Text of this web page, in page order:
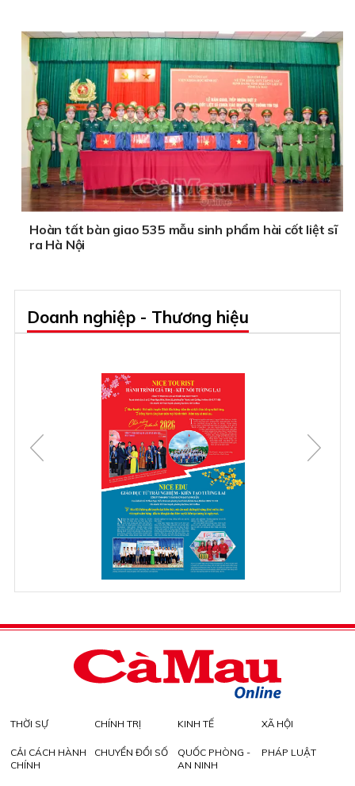
Hoàn tất bàn giao 535 mẫu sinh phẩm hài cốt liệt sĩ
ra Hà Nội
Doanh nghiệp - Thương hiệu
THỜI SỰ CHÍNH TRỊ KINH TẾ XÃ HỘI
CẢI CÁCH HÀNH
CHÍNH
CHUYỂN ĐỔI SỐ
QUỐC PHÒNG -
AN NINH
PHÁP LUẬT